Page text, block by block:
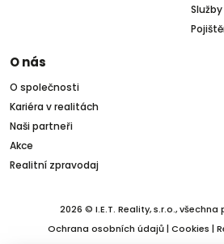
O nás
O společnosti
Kariéra v realitách
Naši partneři
Akce
Realitní zpravodaj
2026 © I.E.T. Reality, s.r.o.,
Ochrana osobních údajů| Cookies |